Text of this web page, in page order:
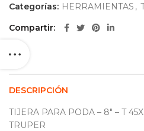
Categorías: HERRAMIENTAS ,
Compartir
DESCRIPCIÓN
TIJERA PARA PODA – 8″ – T
TRUPER